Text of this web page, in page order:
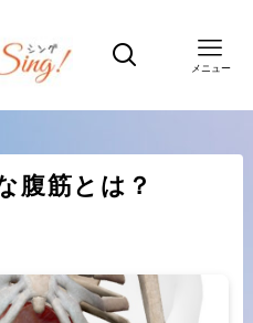
メニュー
腹筋とは？